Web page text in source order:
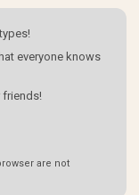
everyone knows
friends!
are not